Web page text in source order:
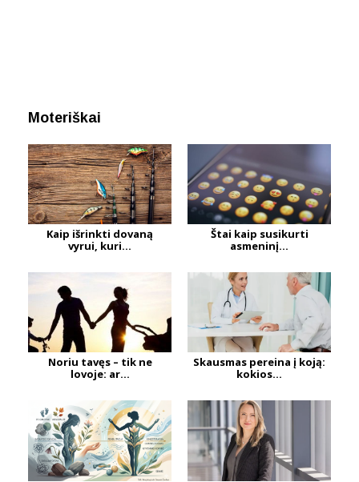
Moteriškai
Kaip išrinkti dovaną
vyrui, kuri...
Štai kaip susikurti
asmeninį...
Noriu tavęs – tik ne
lovoje: ar...
Skausmas pereina į koją:
kokios...